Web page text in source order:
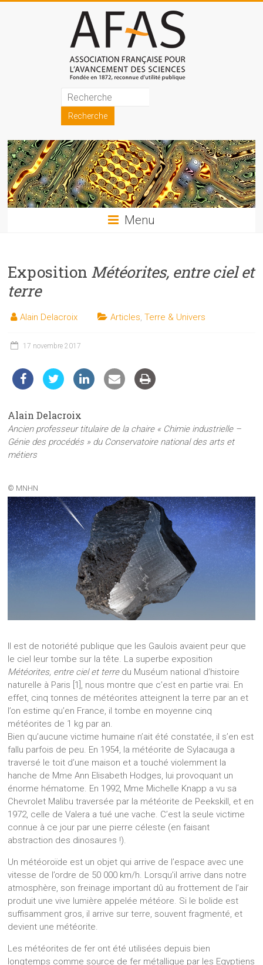
Association
française
pour
l'avancement
des
sciences
les
sciences
et
les
auprès
public
Menu
Exposition Météorites, entre ciel et
terre
Alain Delacroix Articles ,Terre & Univers
17 novembre 2017
Alain Delacroix
Ancien professeur titulaire de la chaire « Chimie industrielle –
Génie des procédés » du Conservatoire national des arts et
métiers
© MNHN
Il est de notoriété publique que les Gaulois avaient peur que
le ciel leur tombe sur la tête. La superbe exposition
Météorites, entre ciel et terredu Muséum national d’histoire
naturelle à Paris [1], nous montre que c’est en partie vrai. En
effet, cinq tonnes de météorites atteignent la terre par an et
l’on estime qu’en France, il tombe en moyenne cinq
météorites de 1 kg par an.
Bien qu’aucune victime humaine n’ait été constatée, il s’en est
fallu parfois de peu. En 1954, la météorite de Sylacauga a
traversé le toit d’une maison et a touché violemment la
hanche de Mme Ann Elisabeth Hodges, lui provoquant un
énorme hématome. En 1992, Mme Michelle Knapp a vu sa
Chevrolet Malibu traversée par la météorite de Peekskill, et en
1972, celle de Valera a tué une vache. C’est la seule victime
connue à ce jour par une pierre céleste (en faisant
abstraction des dinosaures !).
Un météoroïde est un objet qui arrive de l’espace avec une
vitesse de l’ordre de 50 000 km/h. Lorsqu’il arrive dans notre
atmosphère, son freinage important dû au frottement de l’air
produit une vive lumière appelée météore. Si le bolide est
suffisamment gros, il arrive sur terre, souvent fragmenté, et
devient une météorite.
Les météorites de fer ont été utilisées depuis bien
longtemps comme source de fer métallique par les Egyptiens